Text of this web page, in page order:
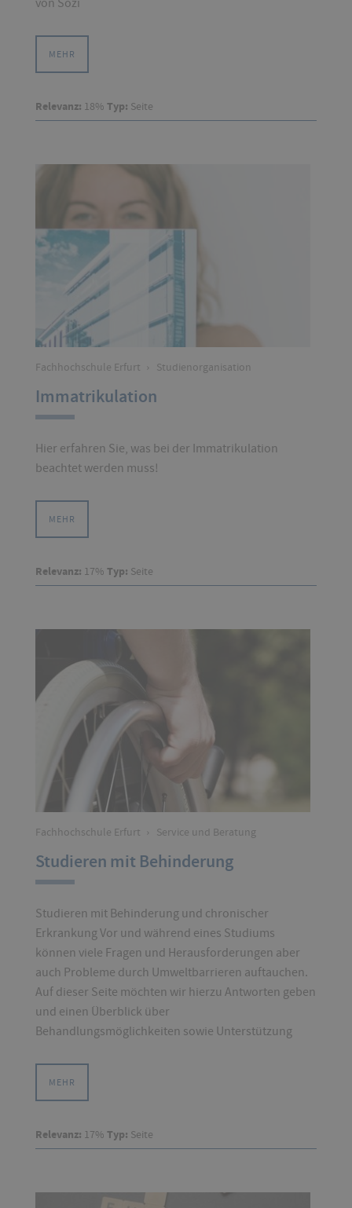
von Sozi
MEHR
Relevanz: 18% Typ: Seite
Fachhochschule Erfurt › Studienorganisation
Immatrikulation
Hier erfahren Sie, was bei der Immatrikulation
beachtet werden muss!
MEHR
Relevanz: 17% Typ: Seite
Fachhochschule Erfurt › Service und Beratung
Studieren mit Behinderung
Studieren mit Behinderung und chronischer
Erkrankung Vor und während eines Studiums
können viele Fragen und Herausforderungen aber
auch Probleme durch Umweltbarrieren auftauchen.
Auf dieser Seite möchten wir hierzu Antworten geben
und einen Überblick über
Behandlungsmöglichkeiten sowie Unterstützung
MEHR
Relevanz: 17% Typ: Seite